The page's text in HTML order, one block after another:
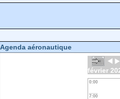
Agenda aéronautique
février
0:00
7:00